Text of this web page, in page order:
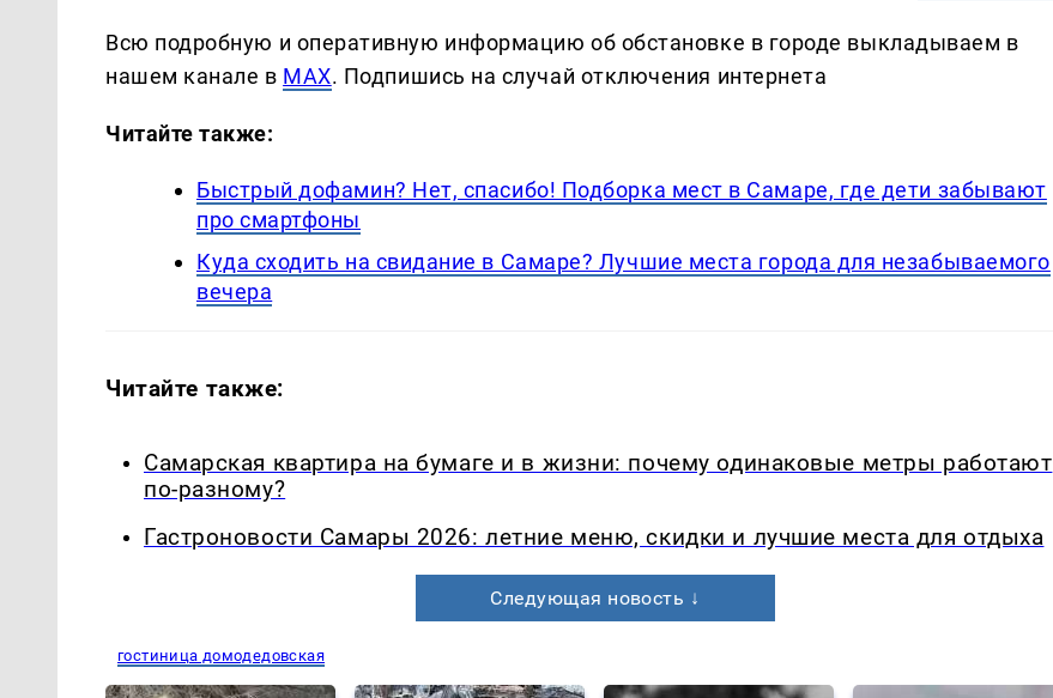
Всю подробную и оперативную информацию об обстановке в городе выкладываем в
нашем канале в MAX. Подпишись на случай отключения интернета
Читайте также:
Быстрый дофамин? Нет, спасибо! Подборка мест в Самаре, где дети забывают
про смартфоны
Куда сходить на свидание в Самаре? Лучшие места города для незабываемого
вечера
Читайте также:
Самарская квартира на бумаге и в жизни: почему одинаковые метры работают
по-разному?
Гастроновости Самары 2026: летние меню, скидки и лучшие места для отдыха
Следующая новость ↓
гостиница домодедовская